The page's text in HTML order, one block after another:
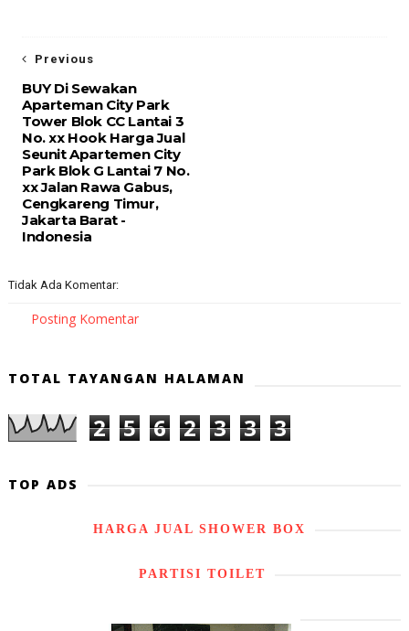
Previous
BUY Di Sewakan
Aparteman City Park
Tower Blok CC Lantai 3
No. xx Hook Harga Jual
Seunit Apartemen City
Park Blok G Lantai 7 No.
xx Jalan Rawa Gabus,
Cengkareng Timur,
Jakarta Barat -
Indonesia
Tidak Ada Komentar:
Posting Komentar
TOTAL TAYANGAN HALAMAN
2 5 6 2 3 3 3
TOP ADS
HARGA JUAL SHOWER BOX
PARTISI TOILET